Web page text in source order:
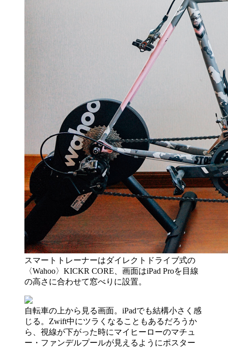
スマートトレーナーはダイレクトドライブ式の
〈Wahoo〉KICKR CORE、画面はiPad Proを目線
の高さに合わせて窓べりに設置。
自転車の上から見る画面。iPadでも結構小さく感
じる。Zwift中にツラくなることもあるだろうか
ら、視線が下がった時にマイヒーローのマチュ
ー・ファンデルプールが見えるようにポスター